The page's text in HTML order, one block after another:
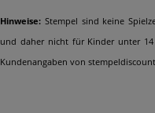
Hinweise: Stempel sind keine
und daher nicht für Kinder unter
Kundenangaben von